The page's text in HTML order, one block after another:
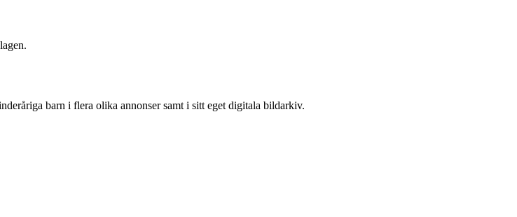
barn i flera olika annonser samt i sitt eget digitala bildarkiv.